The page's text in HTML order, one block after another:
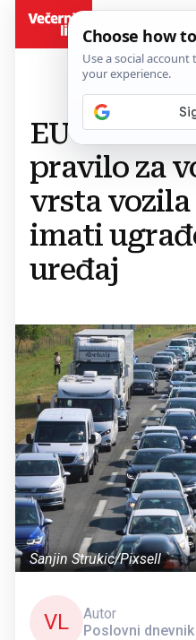
EU uvodi
pravilo za
vrsta
imati
uređaj
Sanjin Strukic/Pixsell
VL
Autor
Poslovni dnevnik